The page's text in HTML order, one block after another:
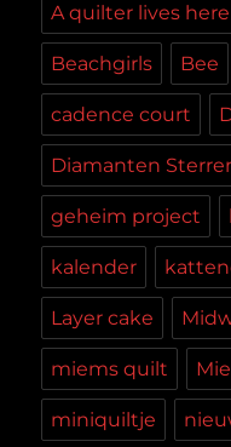
A quilter lives here
Beachgirls Bee
cadence court
Diamanten
geheim project
kalender
Layer cake
miems quilt
miniquiltje